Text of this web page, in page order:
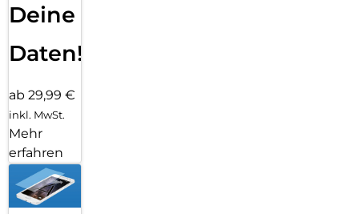
Deine
Daten!
ab 29,99 €
inkl. MwSt.
Mehr
erfahren